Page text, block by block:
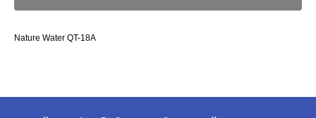
Nature Water QT-18A